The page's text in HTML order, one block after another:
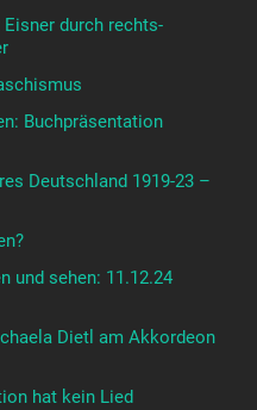
durch rechts-
Buchpräsentation
Deutschland 1919-23 –
und sehen: 11.12.24
Dietl am Akkordeon
hat kein Lied